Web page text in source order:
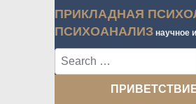
ПРИКЛАДНАЯ
ПСИХОАНАЛИЗ научное
Search